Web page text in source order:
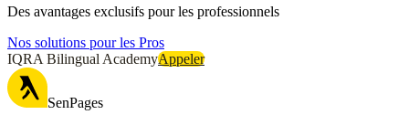
Des avantages exclusifs pour les professionnels
Nos solutions pour les Pros
IQRA Bilingual AcademyAppeler
SenPages